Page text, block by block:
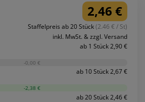
2,46 €
Staffelpreis ab 20 Stück(2.46 € / St)
inkl. MwSt. & zzgl. Versand
ab 1 Stück 2,90 €
-0,00 €
ab 10 Stück 2,67 €
-2,38 €
ab 20 Stück 2,46 €